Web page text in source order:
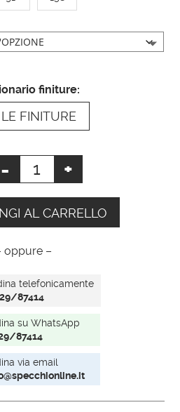
finiture:
FINITURE
-
Specchio
da
bianco
+
AL CARRELLO
oppure –
telefonicamente
87414
su WhatsApp
87414
via email